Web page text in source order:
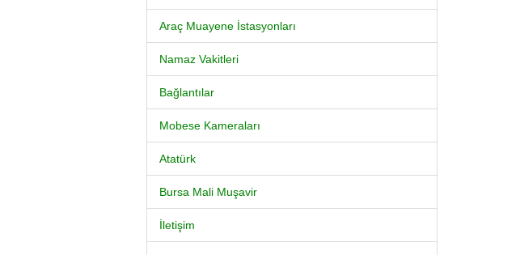
Araç Muayene İstasyonları
Namaz Vakitleri
Bağlantılar
Mobese Kameraları
Atatürk
Bursa Mali Muşavir
İletişim